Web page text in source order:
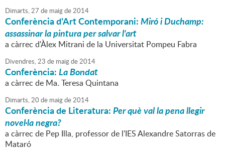
Dimarts,27 de maigde2014
Conferència d'Art Contemporani:Miró i Duchamp:
assassinar la pintura per salvar l'art
a càrrec d'Àlex Mitrani de la Universitat Pompeu Fabra
Divendres,23 de maigde2014
Conferència:La Bondat
a càrrec de Ma. Teresa Quintana
Dimarts,20 de maigde2014
Conferència de Literatura:Per què val la pena llegir
novel·la negra?
a càrrec de Pep Illa, professor de l'IES Alexandre Satorras de
Mataró